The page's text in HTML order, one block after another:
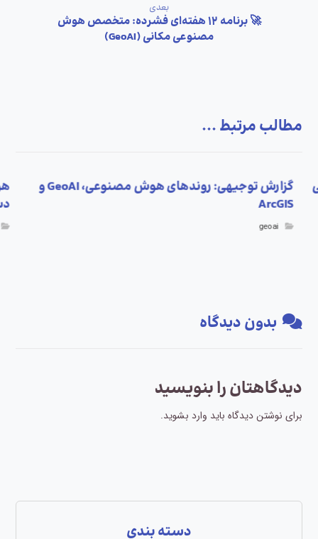
بعدی
🚀 برنامه ۱۲ هفته‌ای فشرده: متخصص هوش
مصنوعی مکانی (GeoAI)
مطالب مرتبط ...
گزارش توجیهی: روندهای هوش مصنوعی، GeoAI و
ArcGIS
geoai
بدون دیدگاه
دیدگاهتان را بنویسید
برای نوشتن دیدگاه باید وارد بشوید.
دسته بندی